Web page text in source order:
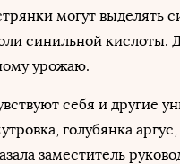
могут выделять
синильной
урожаю.
себя и другие
голубянка
заместитель